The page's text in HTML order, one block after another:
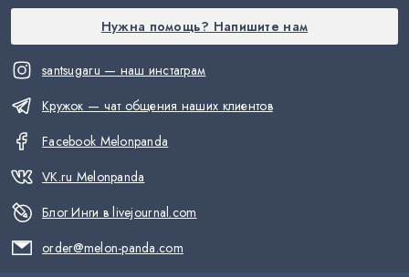
santsugaru — наш инстаграм
Кружок — чат общения наших клиентов
Facebook Melonpanda
VK.ru Melonpanda
Блог Инги в livejournal.com
order@melon-panda.com
Нужна помощь? Напишите нам